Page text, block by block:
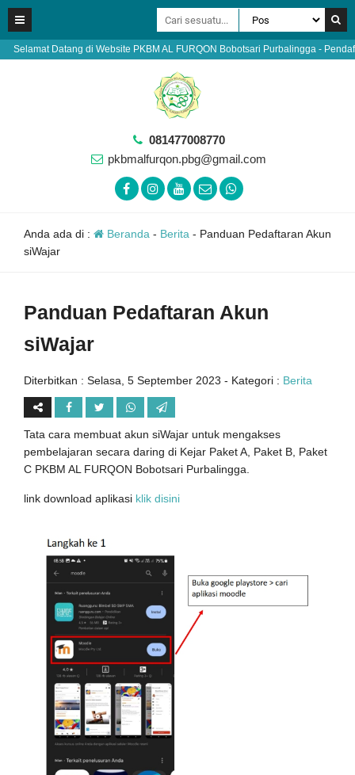
Datang di Website PKBM AL FURQON Bobotsari Purbalingga - Pendaftaran
081477008770
pkbmalfurqon.pbg@gmail.com
Anda ada di : Beranda - Berita - Panduan Pedaftaran Akun
siWajar
Panduan Pedaftaran Akun
siWajar
Diterbitkan : Selasa, 5 September 2023 - Kategori : Berita
Tata cara membuat akun siWajar untuk mengakses
pembelajaran secara daring di Kejar Paket A, Paket B, Paket
C PKBM AL FURQON Bobotsari Purbalingga.
link download aplikasi klik disini